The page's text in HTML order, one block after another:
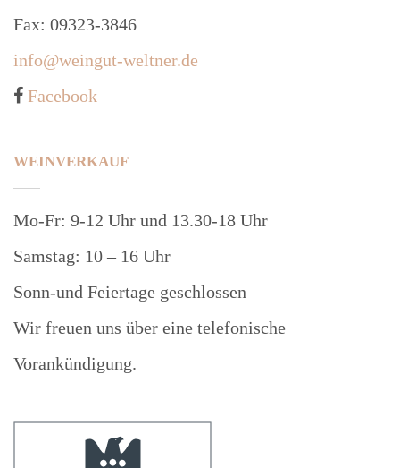
Fax: 09323-3846
info@weingut-weltner.de
Facebook
WEINVERKAUF
Mo-Fr: 9-12 Uhr und 13.30-18 Uhr
Samstag: 10 – 16 Uhr
Sonn-und Feiertage geschlossen
Wir freuen uns über eine telefonische
Vorankündigung.